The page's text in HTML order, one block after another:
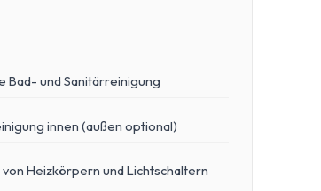
Bad- und Sanitärreinigung
innen (außen optional)
von Heizkörpern und Lichtschaltern